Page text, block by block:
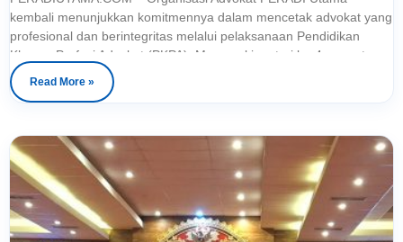
kembali menunjukkan komitmennya dalam mencetak advokat yang
profesional dan berintegritas melalui pelaksanaan Pendidikan
Khusus Profesi Advokat (PKPA). Memasuki materi ke-4, peserta
mendapatkan pembekalan mengenai Hukum Acara Penanganan
Perkara Perdata. Materi disampaikan oleh Dra. Tuti Herawati, S.H.,
Read More »